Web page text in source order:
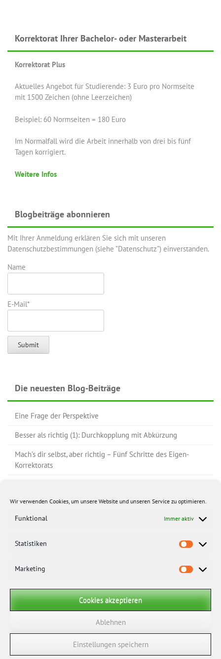
Wir verwenden Cookies, um unsere Website und unseren Service zu optimieren.
Funktional Immer aktiv
Statistiken
Marketing
Cookies akzeptieren
Ablehnen
Einstellungen speichern
Korrektorat Ihrer Bachelor- oder Masterarbeit
Korrektorat Plus
Aktuelles Angebot für Studierende: 3 Euro pro Normseite
mit 1500 Zeichen (ohne Leerzeichen)
Beispiel: 60 Normseiten = 180 Euro
Im Normalfall wird die Arbeit innerhalb von drei bis fünf
Tagen korrigiert.
Weitere Infos
Blogbeiträge abonnieren
Mit Ihrer Anmeldung erklären Sie sich mit unseren
Datenschutzbestimmungen (siehe "Datenschutz") einverstanden.
Name
E-Mail*
Die neuesten Blog-Beiträge
Eine Frage der Perspektive
Besser als richtig (1): Durchkopplung mit Abkürzung
Mach’s dir selbst, aber richtig – Fünf Schritte des Eigen-
Korrektorats
Ein Brief aus Bielefeld
Impressum|Datenschutz